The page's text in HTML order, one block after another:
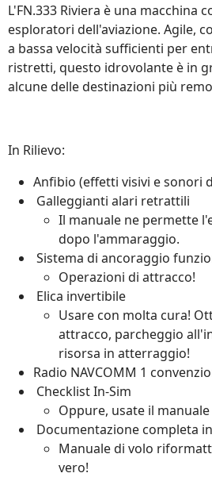
L'FN.333 Riviera è una macchina
esploratori dell'aviazione. Agile,
a bassa velocità sufficienti per
ristretti, questo idrovolante è in
alcune delle destinazioni più
In Rilievo:
Anfibio (effetti visivi e sonori
Galleggianti alari retrattili
Il manuale ne permette
dopo l'ammaraggio.
Sistema di ancoraggio
Operazioni di attracco!
Elica invertibile
Usare con molta cura!
attracco, parcheggio
risorsa in atterraggio!
Radio NAVCOMM 1
Checklist In-Sim
Oppure, usate il
Documentazione completa
Manuale di volo
vero!